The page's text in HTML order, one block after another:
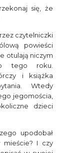
się, że
czytelniczki
powieści
otulają niczym
tego roku.
i książka
Wtedy
jegomościa,
dzieci
upodobał
mieście? I czy